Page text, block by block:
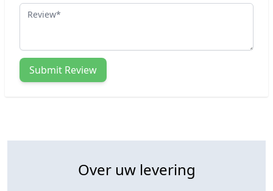
Review
Submit Review
Over uw levering